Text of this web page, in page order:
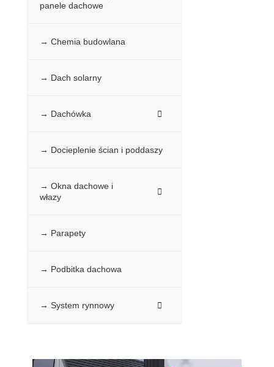
panele dachowe
→ Chemia budowlana
→ Dach solarny
→ Dachówka
→ Docieplenie ścian i poddaszy
→ Okna dachowe i
włazy
→ Parapety
→ Podbitka dachowa
→ System rynnowy